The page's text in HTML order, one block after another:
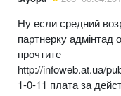
Ну если средний
партнерку адмінтад
прочтите
http://infoweb.at.ua/
1-0-11 плата за